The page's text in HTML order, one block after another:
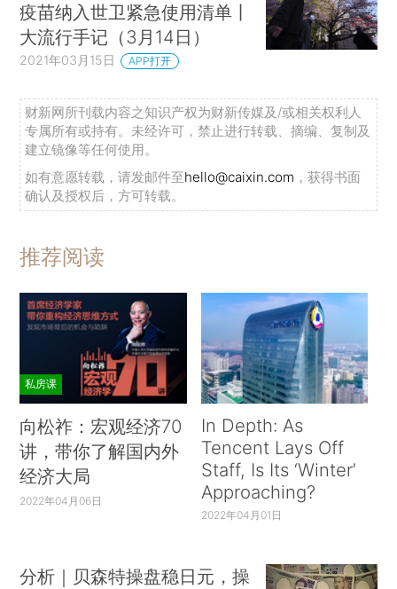
疫苗纳入世卫紧急使用清单丨
大流行手记（3月14日）
2021年03月15日 APP打开
财新网所刊载内容之知识产权为财新传媒及/或相关权利人
专属所有或持有。未经许可，禁止进行转载、摘编、复制及
建立镜像等任何使用。
如有意愿转载，请发邮件至hello@caixin.com ，获得书面
确认及授权后，方可转载。
推荐阅读
私房课
向松祚：宏观经济70
讲，带你了解国内外
经济大局
2022年04月06日
In Depth: As
Tencent Lays Off
Staff, Is Its ‘Winter’
Approaching?
2022年04月01日
分析｜贝森特操盘稳日元，操